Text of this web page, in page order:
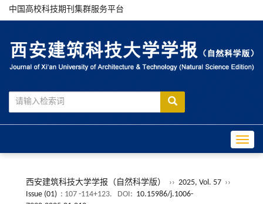
中国高校科技期刊集群服务平台
西安建筑科技大学学报（自然科学版） ›› 2025, Vol. 57 ››
Issue (01) : 107 -114+123. DOI: 10.15986/j.1006-